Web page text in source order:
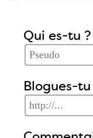
Qui es-tu ?
Blogues-tu